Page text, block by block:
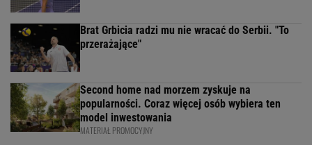
Brat Grbicia radzi mu nie wracać do Serbii. "To
przerażające"
Second home nad morzem zyskuje na
popularności. Coraz więcej osób wybiera ten
model inwestowania
MATERIAŁ PROMOCYJNY